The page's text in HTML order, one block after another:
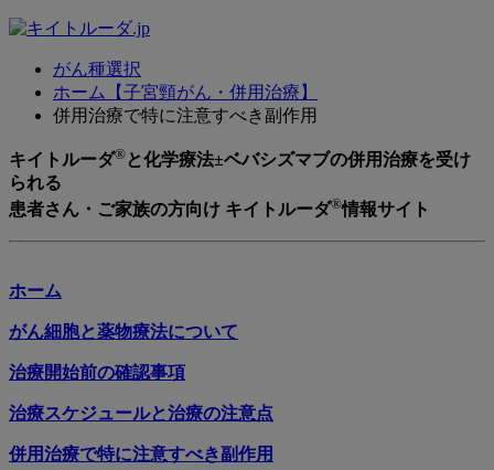
がん種選択
ホーム【子宮頸がん・併用治療】
併用治療で特に注意すべき副作用
キイトルーダ® と化学療法±ベバシズマブの併用治療を受け
られる
患者さん・ご家族の方向け キイトルーダ®情報サイト
ホーム
がん細胞と薬物療法について
治療開始前の確認事項
治療スケジュールと治療の注意点
併用治療で特に注意すべき副作用